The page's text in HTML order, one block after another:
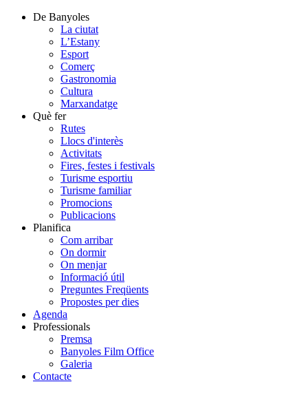
De Banyoles
La ciutat
L’Estany
Esport
Comerç
Gastronomia
Cultura
Marxandatge
Què fer
Rutes
Llocs d'interès
Activitats
Fires, festes i festivals
Turisme esportiu
Turisme familiar
Promocions
Publicacions
Planifica
Com arribar
On dormir
On menjar
Informació útil
Preguntes Freqüents
Propostes per dies
Agenda
Professionals
Premsa
Banyoles Film Office
Galeria
Contacte